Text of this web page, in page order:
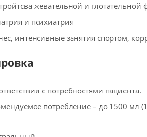
жевательной и глотательной
и психиатрия
интенсивные занятия спортом,
с потребностями пациента.
потребление – до 1500 мл